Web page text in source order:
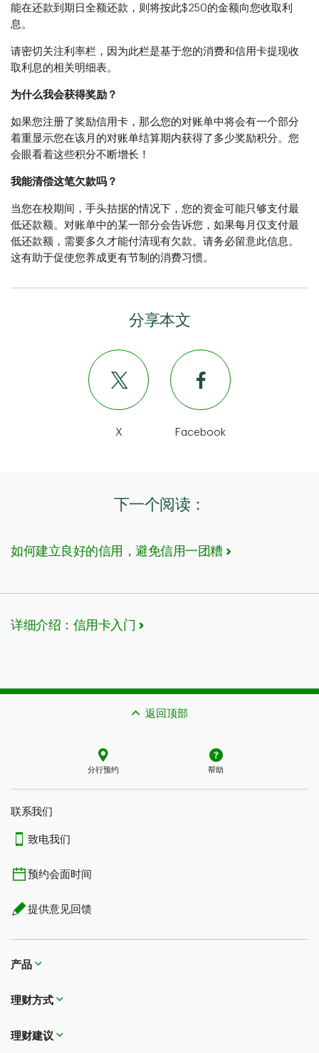
能在还款到期日全额还款，则将按此$250的金额向您收取利
息。
请密切关注利率栏，因为此栏是基于您的消费和信用卡提现收
取利息的相关明细表。
为什么我会获得奖励？
如果您注册了奖励信用卡，那么您的对账单中将会有一个部分
着重显示您在该月的对账单结算期内获得了多少奖励积分。您
会眼看着这些积分不断增长！
我能清偿这笔欠款吗？
当您在校期间，手头拮据的情况下，您的资金可能只够支付最
低还款额。对账单中的某一部分会告诉您，如果每月仅支付最
低还款额，需要多久才能付清现有欠款。请务必留意此信息。
这有助于促使您养成更有节制的消费习惯。
分享本文
X Facebook
下一个阅读：
如何建立良好的信用，避免信用一团糟
详细介绍：信用卡入门
返回顶部
分行预约 帮助
联系我们​​​​​​​
致电我们
预约会面时间
提供意见回馈
产品
理财方式
理财建议